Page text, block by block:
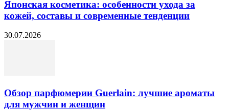
Японская косметика: особенности ухода за
кожей, составы и современные тенденции
30.07.2026
Обзор парфюмерии Guerlain: лучшие ароматы
для мужчин и женщин